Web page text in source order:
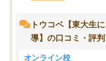
トウコベ【東大生
導】の口コミ・評判
オンライン校